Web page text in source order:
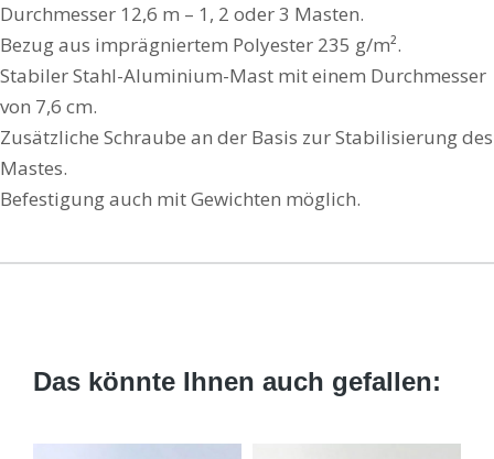
Durchmesser 12,6 m – 1, 2 oder 3 Masten.
Bezug aus imprägniertem Polyester 235 g/m².
Stabiler Stahl-Aluminium-Mast mit einem Durchmesser
von 7,6 cm.
Zusätzliche Schraube an der Basis zur Stabilisierung des
Mastes.
Befestigung auch mit Gewichten möglich.
Das könnte Ihnen auch gefallen: